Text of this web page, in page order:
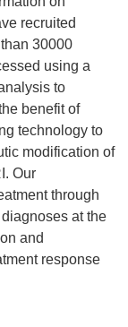
recruited
30000
using a
to
benefit of
technology to
modification of
Our
through
at the
and
response